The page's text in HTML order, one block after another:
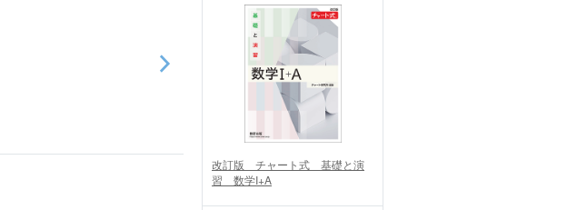
改訂版 チャート式 基礎と演
習 数学I+A